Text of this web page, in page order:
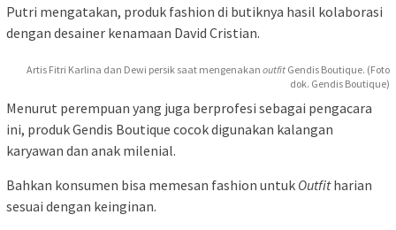
Putri mengatakan, produk fashion di butiknya hasil kolaborasi
dengan desainer kenamaan David Cristian.
Artis Fitri Karlina dan Dewi persik saat mengenakan outfit Gendis Boutique. (Foto
dok. Gendis Boutique)
Menurut perempuan yang juga berprofesi sebagai pengacara
ini, produk Gendis Boutique cocok digunakan kalangan
karyawan dan anak milenial.
Bahkan konsumen bisa memesan fashion untuk Outfitharian
sesuai dengan keinginan.